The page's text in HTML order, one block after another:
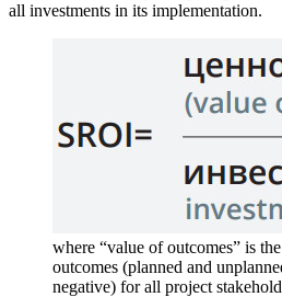
all investments in its implementation.
where “value of outcomes” is
outcomes (planned and
negative) for all project